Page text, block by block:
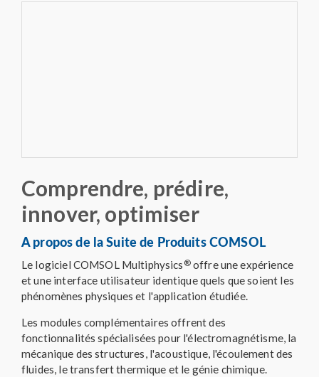
Comprendre, prédire,
innover, optimiser
A propos de la Suite de Produits COMSOL
Le logiciel COMSOL Multiphysics ®offre une expérience
et une interface utilisateur identique quels que soient les
phénomènes physiques et l'application étudiée.
Les modules complémentaires offrent des
fonctionnalités spécialisées pour l'électromagnétisme, la
mécanique des structures, l'acoustique, l'écoulement des
fluides, le transfert thermique et le génie chimique.